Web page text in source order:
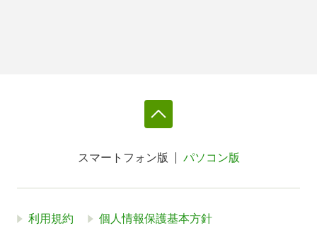
スマートフォン版 パソコン版
利用規約 個人情報保護基本方針